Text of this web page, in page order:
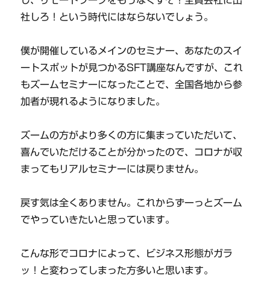
社しろ！という時代にはならないでしょう。
僕が開催しているメインのセミナー、あなたのスイ
ートスポットが見つかるSFT講座なんですが、これ
もズームセミナーになったことで、全国各地から参
加者が現れるようになりました。
ズームの方がより多くの方に集まっていただいて、
喜んでいただけることが分かったので、コロナが収
まってもリアルセミナーには戻りません。
戻す気は全くありません。これからずーっとズーム
でやっていきたいと思っています。
こんな形でコロナによって、ビジネス形態がガラ
ッ！と変わってしまった方多いと思います。